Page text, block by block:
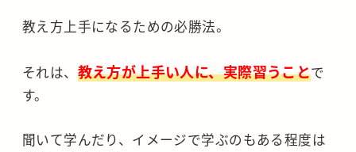
教え方上手になるための必勝法。
それは、 教え方が上手い人に、実際習うことで
す。
聞いて学んだり、イメージで学ぶのもある程度は